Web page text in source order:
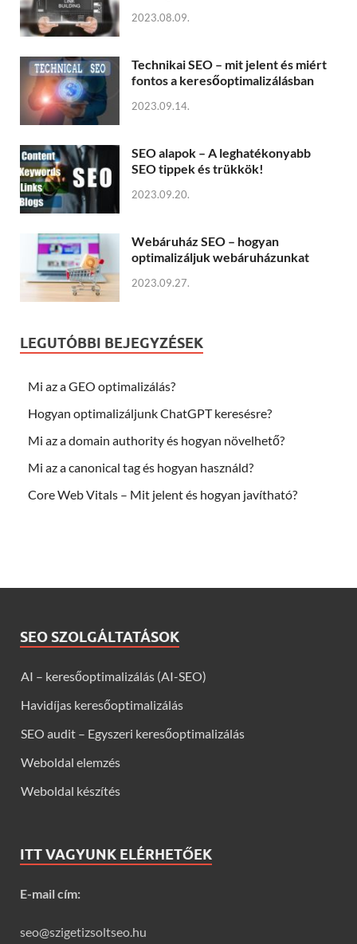
2023.08.09.
Technikai SEO – mit jelent és miért
fontos a keresőoptimalizálásban
2023.09.14.
SEO alapok – A leghatékonyabb
SEO tippek és trükkök!
2023.09.20.
Webáruház SEO – hogyan
optimalizáljuk webáruházunkat
2023.09.27.
LEGUTÓBBI BEJEGYZÉSEK
Mi az a GEO optimalizálás?
Hogyan optimalizáljunk ChatGPT keresésre?
Mi az a domain authority és hogyan növelhető?
Mi az a canonical tag és hogyan használd?
Core Web Vitals – Mit jelent és hogyan javítható?
SEO SZOLGÁLTATÁSOK
AI – keresőoptimalizálás (AI-SEO)
Havidíjas keresőoptimalizálás
SEO audit – Egyszeri keresőoptimalizálás
Weboldal elemzés
Weboldal készítés
ITT VAGYUNK ELÉRHETŐEK
E-mail cím:
seo@szigetizsoltseo.hu